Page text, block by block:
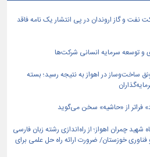
و گاز اروندان در پی انتشار یک نامه فاقد
و توسعه سرمایه انسانی شرکت‌ها
ساخت‌وساز در اهواز به نتیجه رسید؛ بسته
فراتر از «حاشیه» سخن می‌گوید
چمران اهواز؛ از راه‌اندازی رشته زبان فارسی
فناوری خوزستان/ ضرورت ارائه راه حل علمی برای